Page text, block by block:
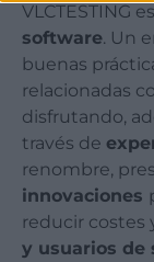
VLCTESTING
software. Un
buenas
relacionadas
disfrutando,
través de
renombre,
innovaciones
reducir costes
y usuarios de